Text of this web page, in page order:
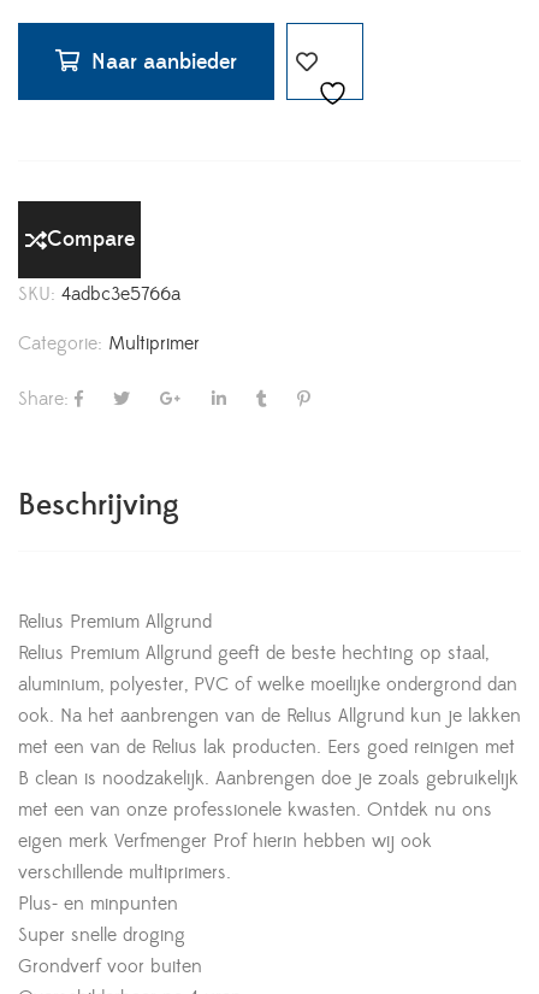
Naar aanbieder
Compare
SKU: 4adbc3e5766a
Categorie: Multiprimer
Share:
Beschrijving
Relius Premium Allgrund
Relius Premium Allgrund geeft de beste hechting op staal,
aluminium, polyester, PVC of welke moeilijke ondergrond dan
ook. Na het aanbrengen van de Relius Allgrund kun je lakken
met een van de Relius lak producten. Eers goed reinigen met
B clean is noodzakelijk. Aanbrengen doe je zoals gebruikelijk
met een van onze professionele kwasten. Ontdek nu ons
eigen merk Verfmenger Prof hierin hebben wij ook
verschillende multiprimers.
Plus- en minpunten
Super snelle droging
Grondverf voor buiten